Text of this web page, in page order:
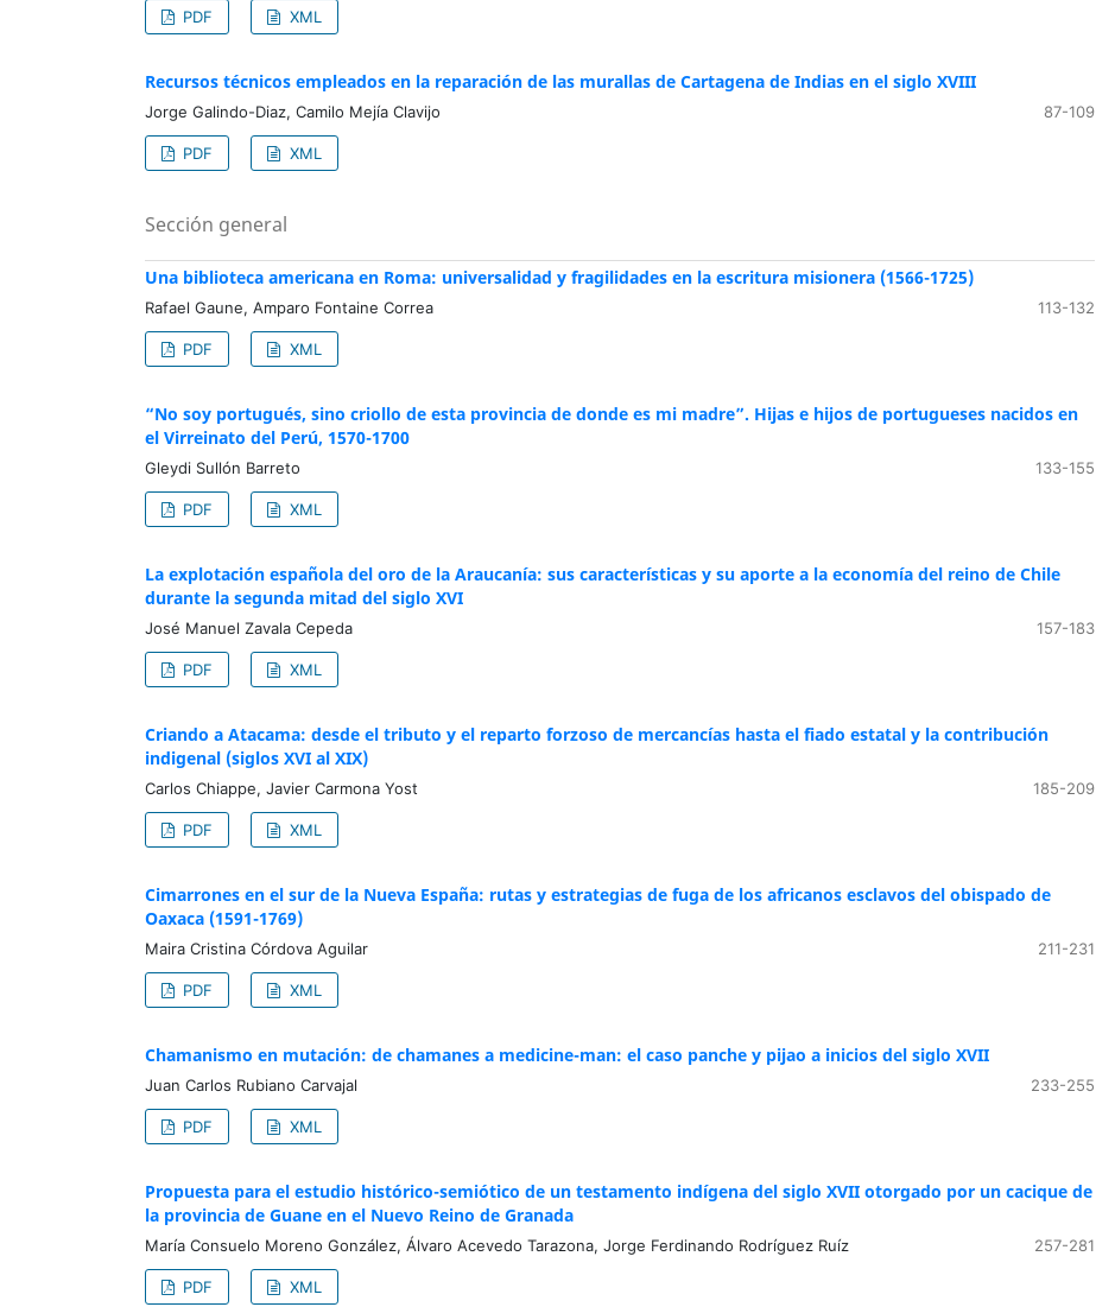
PDF XML
Recursos técnicos empleados en la reparación de las murallas de Cartagena de Indias en el siglo XVIII
Jorge Galindo-Diaz, Camilo Mejía Clavijo 87-109
PDF XML
Sección general
Una biblioteca americana en Roma: universalidad y fragilidades en la escritura misionera (1566-1725)
Rafael Gaune, Amparo Fontaine Correa 113-132
PDF XML
“No soy portugués, sino criollo de esta provincia de donde es mi madre”. Hijas e hijos de portugueses nacidos en
el Virreinato del Perú, 1570-1700
Gleydi Sullón Barreto 133-155
PDF XML
La explotación española del oro de la Araucanía: sus características y su aporte a la economía del reino de Chile
durante la segunda mitad del siglo XVI
José Manuel Zavala Cepeda 157-183
PDF XML
Criando a Atacama: desde el tributo y el reparto forzoso de mercancías hasta el fiado estatal y la contribución
indigenal (siglos XVI al XIX)
Carlos Chiappe, Javier Carmona Yost 185-209
PDF XML
Cimarrones en el sur de la Nueva España: rutas y estrategias de fuga de los africanos esclavos del obispado de
Oaxaca (1591-1769)
Maira Cristina Córdova Aguilar 211-231
PDF XML
Chamanismo en mutación: de chamanes a medicine-man: el caso panche y pijao a inicios del siglo XVII
Juan Carlos Rubiano Carvajal 233-255
PDF XML
Propuesta para el estudio histórico-semiótico de un testamento indígena del siglo XVII otorgado por un cacique de
la provincia de Guane en el Nuevo Reino de Granada
María Consuelo Moreno González, Álvaro Acevedo Tarazona, Jorge Ferdinando Rodríguez Ruíz 257-281
PDF XML